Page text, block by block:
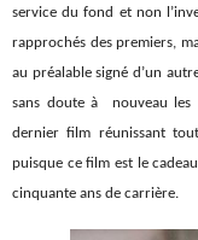
service du fond et non
rapprochés des premiers,
au préalable signé d’un
sans doute à nouveau les
dernier film réunissant
puisque ce film est le
cinquante ans de carrière.